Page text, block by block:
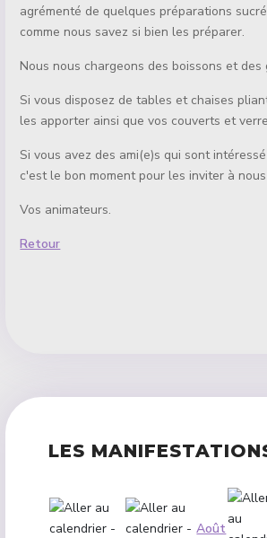
agrémenté de quelques préparations
comme nous savez si bien les préparer.
Nous nous chargeons des boissons et des
Si vous disposez de tables et chaises
les apporter ainsi que vos couverts et
Si vous avez des ami(e)s qui sont
c'est le bon moment pour les inviter à
Vos animateurs.
Retour
LES
Août